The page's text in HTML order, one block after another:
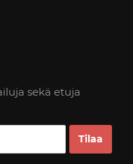
sekä etuja